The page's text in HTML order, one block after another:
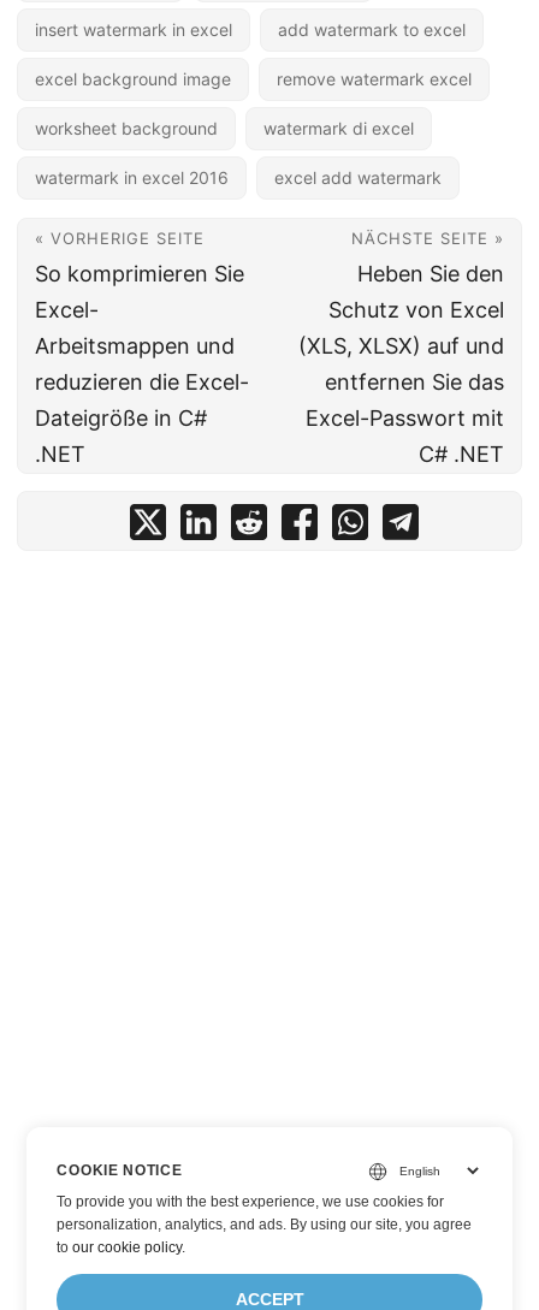
insert watermark in excel add watermark to excel
excel background image remove watermark excel
worksheet background watermark di excel
watermark in excel 2016 excel add watermark
« VORHERIGE SEITE
So komprimieren Sie
Excel-
Arbeitsmappen und
reduzieren die Excel-
Dateigröße in C#
.NET
NÄCHSTE SEITE »
Heben Sie den
Schutz von Excel
(XLS, XLSX) auf und
entfernen Sie das
Excel-Passwort mit
C# .NET
COOKIE NOTICE
To provide you with the best experience, we use cookies for
personalization, analytics, and ads. By using our site, you agree
toour cookie policy.
ACCEPT